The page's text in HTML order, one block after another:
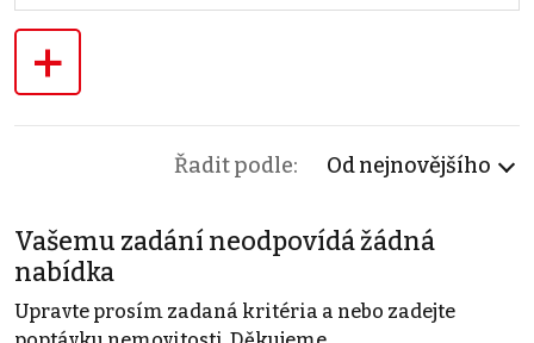
+
Řadit podle: Od nejnovějšího
Vašemu zadání neodpovídá žádná
nabídka
Upravte prosím zadaná kritéria a nebo zadejte